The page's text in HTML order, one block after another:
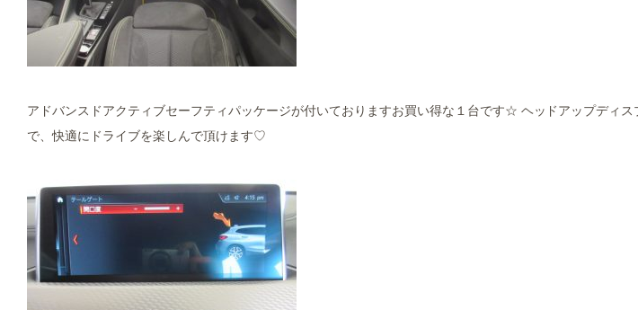
アドバンスドアクティブセーフティパッケージが付いておりますお買い得な１台です☆ ヘッドアップディ
で、快適にドライブを楽しんで頂けます♡